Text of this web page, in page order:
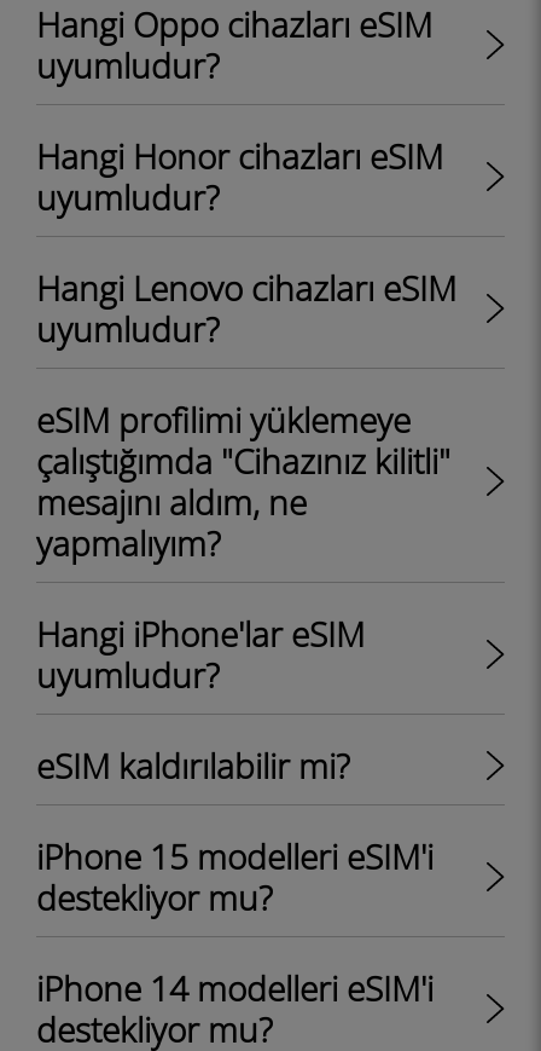
Hangi Oppo cihazları eSIM
uyumludur?
Hangi Honor cihazları eSIM
uyumludur?
Hangi Lenovo cihazları eSIM
uyumludur?
eSIM profilimi yüklemeye
çalıştığımda "Cihazınız kilitli"
mesajını aldım, ne
yapmalıyım?
Hangi iPhone'lar eSIM
uyumludur?
eSIM kaldırılabilir mi?
iPhone 15 modelleri eSIM'i
destekliyor mu?
iPhone 14 modelleri eSIM'i
destekliyor mu?